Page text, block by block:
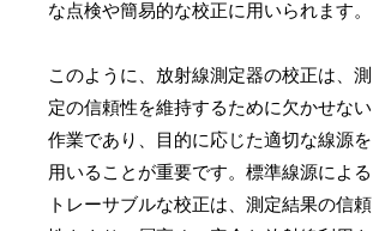
な点検や簡易的な校正に用いられます。
このように、放射線測定器の校正は、測
定の信頼性を維持するために欠かせない
作業であり、目的に応じた適切な線源を
用いることが重要です。標準線源による
トレーサブルな校正は、測定結果の信頼